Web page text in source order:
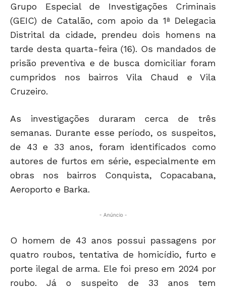
Grupo Especial de Investigações Criminais
(GEIC) de Catalão, com apoio da 1ª Delegacia
Distrital da cidade, prendeu dois homens na
tarde desta quarta-feira (16). Os mandados de
prisão preventiva e de busca domiciliar foram
cumpridos nos bairros Vila Chaud e Vila
Cruzeiro.
As investigações duraram cerca de três
semanas. Durante esse período, os suspeitos,
de 43 e 33 anos, foram identificados como
autores de furtos em série, especialmente em
obras nos bairros Conquista, Copacabana,
Aeroporto e Barka.
- Anúncio -
O homem de 43 anos possui passagens por
quatro roubos, tentativa de homicídio, furto e
porte ilegal de arma. Ele foi preso em 2024 por
roubo. Já o suspeito de 33 anos tem